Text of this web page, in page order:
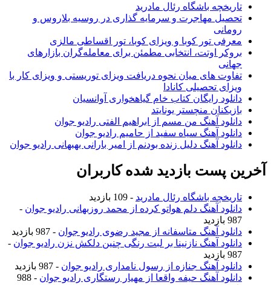
تاریخچه باشگاه رئال مادرید
تحصیل مهاجرت و سرمایه گذاری در روسیه بلاروس و
رومانی
معرفی تور کوبا و ویزای کوبا، تور اقساطی مالزی
بروکر اوتت، انتخابی مطمئن برای معامله‌گران بازارهای
جهانی
تفاوت های میان نحوه دریافت ویزای توریستی و ویزای کار با
ویزای تحصیلی کانادا
دانلود رایگان کتاب خام گیاهخواری آوانسیان
بازیکنان منچستر یونایتد
دانلود آهنگ من مسم از ابراهیم الفتی رادیو جوان
دانلود آهنگ سیاه سفید از حامیم رادیو جوان
دانلود آهنگ دلیل زنده بودنم از امیر بارانی بهبهانی رادیو جوان
پست بازدید شده کاربران
تاریخچه باشگاه رئال مادرید- 109 بازدید
دانلود آهنگ دلم هواتو کرده از محمد روزبهانی رادیو جوان-
987 بازدید
دانلود آهنگ متاسفانه از مجید رضوی رادیو جوان- 987 بازدید
دانلود آهنگ نازنینا بر لبت رنگی چنین دلکش نزن رادیو جوان-
987 بازدید
دانلود آهنگ جنازه از رسول نامداری رادیو جوان- 987 بازدید
دانلود آهنگ حیفه واقعا از مهیار رستگاری رادیو جوان
- 988